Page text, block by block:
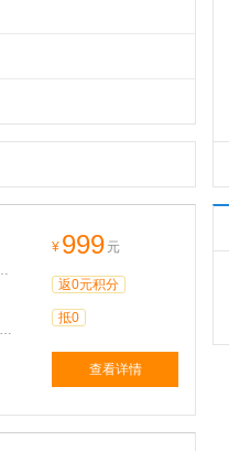
¥ 999 元
返0元积分
抵0
查看详情